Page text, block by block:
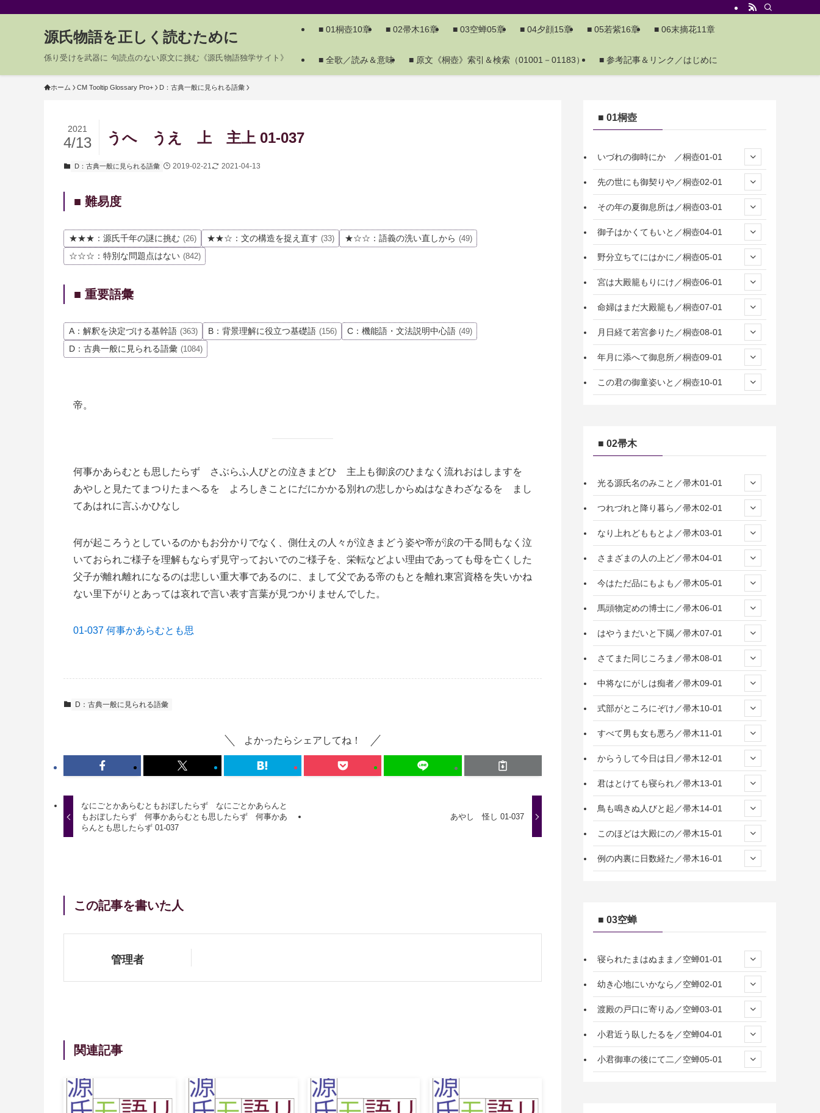
源氏物語を正しく読むために
係り受けを武器に 句読点のない原文に挑む《源氏物語独学サイト》
■ 01桐壺10章 ■ 02帚木16章 ■ 03空蝉05章 ■ 04夕顔15章 ■ 05若紫16章 ■ 06末摘花11章
■ 全歌／読み＆意味 ■ 原文《桐壺》索引＆検索（01001－01183） ■ 参考記事＆リンク／はじめに
ホーム CM Tooltip Glossary Pro+ D：古典一般に見られる語彙
うへ うえ 上 主上 01-037
2021
4/13
D：古典一般に見られる語彙 2019-02-21 2021-04-13
■ 難易度
★★★：源氏千年の謎に挑む (26) ★★☆：文の構造を捉え直す (33) ★☆☆：語義の洗い直しから (49)
☆☆☆：特別な問題点はない (842)
■ 重要語彙
A：解釈を決定づける基幹語 (363) B：背景理解に役立つ基礎語 (156) C：機能語・文法説明中心語 (49)
D：古典一般に見られる語彙 (1084)
帝。
何事かあらむとも思したらず さぶらふ人びとの泣きまどひ 主上も御涙のひまなく流れおはしますを
あやしと見たてまつりたまへるを よろしきことにだにかかる別れの悲しからぬはなきわざなるを まし
てあはれに言ふかひなし
何が起ころうとしているのかもお分かりでなく、側仕えの人々が泣きまどう姿や帝が涙の干る間もなく泣
いておられご様子を理解もならず見守っておいでのご様子を、栄転などよい理由であっても母を亡くした
父子が離れ離れになるのは悲しい重大事であるのに、まして父である帝のもとを離れ東宮資格を失いかね
ない里下がりとあっては哀れで言い表す言葉が見つかりませんでした。
01-037 何事かあらむとも思
D：古典一般に見られる語彙
よかったらシェアしてね！
なにごとかあらむともおぼしたらず なにごとかあらんと
もおぼしたらず 何事かあらむとも思したらず 何事かあ
らんとも思したらず 01-037
あやし 怪し 01-037
この記事を書いた人
管理者
関連記事
■ 01桐壺
いづれの御時にか ／桐壺01-01
先の世にも御契りや／桐壺02-01
その年の夏御息所は／桐壺03-01
御子はかくてもいと／桐壺04-01
野分立ちてにはかに／桐壺05-01
宮は大殿籠もりにけ／桐壺06-01
命婦はまだ大殿籠も／桐壺07-01
月日経て若宮参りた／桐壺08-01
年月に添へて御息所／桐壺09-01
この君の御童姿いと／桐壺10-01
■ 02帚木
光る源氏名のみこと／帚木01-01
つれづれと降り暮ら／帚木02-01
なり上れどももとよ／帚木03-01
さまざまの人の上ど／帚木04-01
今はただ品にもよも／帚木05-01
馬頭物定めの博士に／帚木06-01
はやうまだいと下臈／帚木07-01
さてまた同じころま／帚木08-01
中将なにがしは痴者／帚木09-01
式部がところにぞけ／帚木10-01
すべて男も女も悪ろ／帚木11-01
からうして今日は日／帚木12-01
君はとけても寝られ／帚木13-01
鳥も鳴きぬ人びと起／帚木14-01
このほどは大殿にの／帚木15-01
例の内裏に日数経た／帚木16-01
■ 03空蝉
寝られたまはぬまま／空蝉01-01
幼き心地にいかなら／空蝉02-01
渡殿の戸口に寄りゐ／空蝉03-01
小君近う臥したるを／空蝉04-01
小君御車の後にて二／空蝉05-01